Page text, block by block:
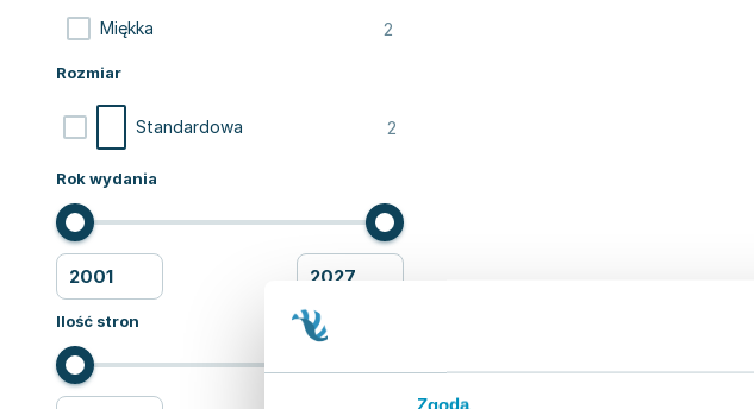
Zgoda
Miękka 2
Rozmiar
Standardowa 2
Rok wydania
Ilość stron